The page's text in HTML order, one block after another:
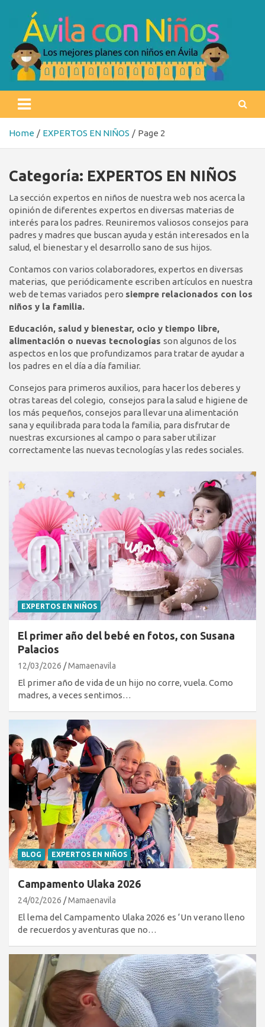
content
Ávila con niños
Home EXPERTOS EN NIÑOS Page 2
Categoría: EXPERTOS EN NIÑOS
La sección expertos en niños de nuestra web nos acerca la
opinión de diferentes expertos en diversas materias de
interés para los padres. Reuniremos valiosos consejos para
padres y madres que buscan ayuda y están interesados en la
salud, el bienestar y el desarrollo sano de sus hijos.
Contamos con varios colaboradores, expertos en diversas
materias, que periódicamente escriben artículos en nuestra
web de temas variados pero siempre relacionados con los
niños y la familia.
Educación, salud y bienestar, ocio y tiempo libre,
alimentación o nuevas tecnologías son algunos de los
aspectos en los que profundizamos para tratar de ayudar a
los padres en el día a día familiar.
Consejos para primeros auxilios, para hacer los deberes y
otras tareas del colegio, consejos para la salud e higiene de
los más pequeños, consejos para llevar una alimentación
sana y equilibrada para toda la familia, para disfrutar de
nuestras excursiones al campo o para saber utilizar
correctamente las nuevas tecnologías y las redes sociales.
EXPERTOS EN NIÑOS
El primer año del bebé en fotos, con Susana
Palacios
12/03/2026 Mamaenavila
El primer año de vida de un hijo no corre, vuela. Como
madres, a veces sentimos…
BLOG EXPERTOS EN NIÑOS
Campamento Ulaka 2026
24/02/2026 Mamaenavila
El lema del Campamento Ulaka 2026 es ‘Un verano lleno
de recuerdos y aventuras que no…